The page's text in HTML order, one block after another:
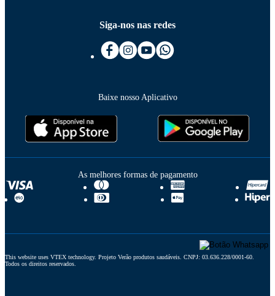
Siga-nos nas redes
Baixe nosso Aplicativo
As melhores formas de pagamento
This website uses VTEX technology. Projeto Verão produtos saudáveis. CNPJ: 03.636.228/0001-60.
Todos os direitos reservados.